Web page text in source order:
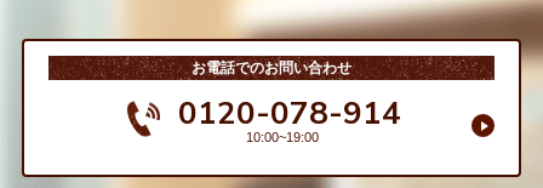
お電話でのお問い合わせ
0120-078-914
10:00~19:00